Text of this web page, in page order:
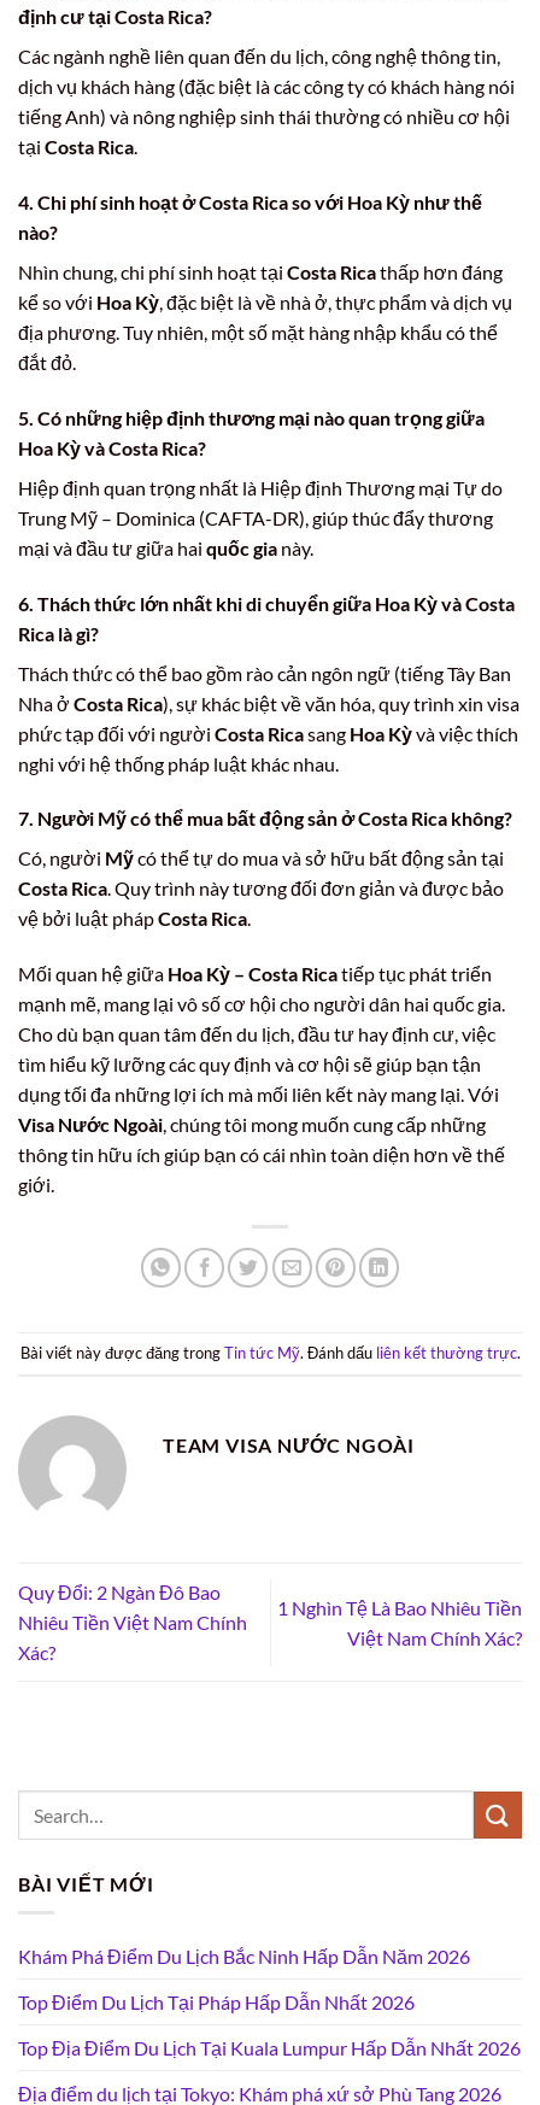
định cư tại Costa Rica?
Các ngành nghề liên quan đến du lịch, công nghệ thông tin,
dịch vụ khách hàng (đặc biệt là các công ty có khách hàng nói
tiếng Anh) và nông nghiệp sinh thái thường có nhiều cơ hội
tại Costa Rica.
4. Chi phí sinh hoạt ở Costa Rica so với Hoa Kỳ như thế
nào?
Nhìn chung, chi phí sinh hoạt tại Costa Ricathấp hơn đáng
kể so với Hoa Kỳ, đặc biệt là về nhà ở, thực phẩm và dịch vụ
địa phương. Tuy nhiên, một số mặt hàng nhập khẩu có thể
đắt đỏ.
5. Có những hiệp định thương mại nào quan trọng giữa
Hoa Kỳ và Costa Rica?
Hiệp định quan trọng nhất là Hiệp định Thương mại Tự do
Trung Mỹ – Dominica (CAFTA-DR), giúp thúc đẩy thương
mại và đầu tư giữa hai quốc gia này.
6. Thách thức lớn nhất khi di chuyển giữa Hoa Kỳ và Costa
Rica là gì?
Thách thức có thể bao gồm rào cản ngôn ngữ (tiếng Tây Ban
Nha ở Costa Rica), sự khác biệt về văn hóa, quy trình xin visa
phức tạp đối với người Costa Ricasang Hoa Kỳvà việc thích
nghi với hệ thống pháp luật khác nhau.
7. Người Mỹ có thể mua bất động sản ở Costa Rica không?
Có, người Mỹcó thể tự do mua và sở hữu bất động sản tại
Costa Rica. Quy trình này tương đối đơn giản và được bảo
vệ bởi luật phápCosta Rica.
Mối quan hệ giữa Hoa Kỳ – Costa Ricatiếp tục phát triển
mạnh mẽ, mang lại vô số cơ hội cho người dân hai quốc gia.
Cho dù bạn quan tâm đến du lịch, đầu tư hay định cư, việc
tìm hiểu kỹ lưỡng các quy định và cơ hội sẽ giúp bạn tận
dụng tối đa những lợi ích mà mối liên kết này mang lại. Với
Visa Nước Ngoài, chúng tôi mong muốn cung cấp những
thông tin hữu ích giúp bạn có cái nhìn toàn diện hơn về thế
giới.
Bài viết này được đăng trongTin tức Mỹ. Đánh dấu liên kết thường trực.
TEAM VISA NƯỚC NGOÀI
Quy Đổi: 2 Ngàn Đô Bao
Nhiêu Tiền Việt Nam Chính
Xác?
1 Nghìn Tệ Là Bao Nhiêu Tiền
Việt Nam Chính Xác?
BÀI VIẾT MỚI
Khám Phá Điểm Du Lịch Bắc Ninh Hấp Dẫn Năm 2026
Top Điểm Du Lịch Tại Pháp Hấp Dẫn Nhất 2026
Top Địa Điểm Du Lịch Tại Kuala Lumpur Hấp Dẫn Nhất 2026
Địa điểm du lịch tại Tokyo: Khám phá xứ sở Phù Tang 2026